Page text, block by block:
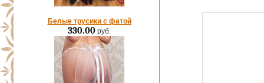
Белые трусики с фатой
330.00 руб.